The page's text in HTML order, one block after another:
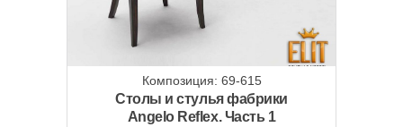
Композиция: 69-615
Столы и стулья фабрики
Angelo Reflex. Часть 1